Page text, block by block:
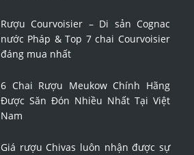
Rượu Courvoisier – Di sản Cognac
nước Pháp & Top 7 chai Courvoisier
đáng mua nhất
6 Chai Rượu Meukow Chính Hãng
Được Săn Đón Nhiều Nhất Tại Việt
Nam
Giá rượu Chivas luôn nhận được sự